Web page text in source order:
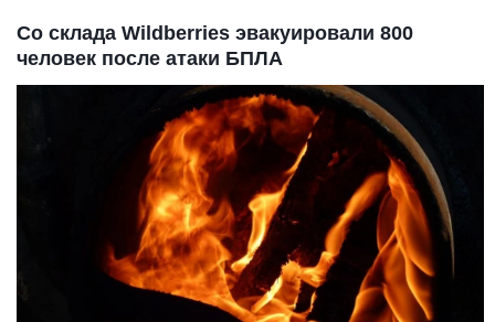
Со склада Wildberries эвакуировали 800
человек после атаки БПЛА